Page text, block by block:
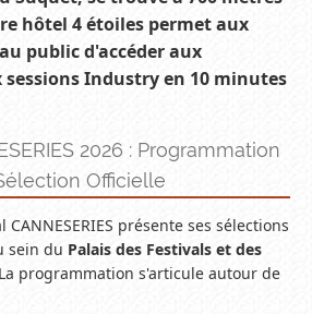
hôtel 4 étoiles permet aux
public d'accéder aux
Industry en 10 minutes
2026 : Programmation
Officielle
présente ses sélections
sein du Palais des Festivals et des
programmation s'articule autour de